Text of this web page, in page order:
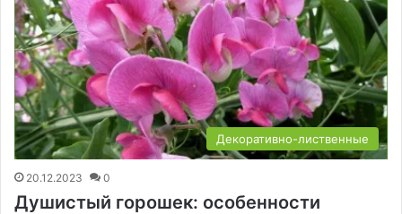
Декоративно-лиственные
20.12.2023 0
Душистый горошек: особенности